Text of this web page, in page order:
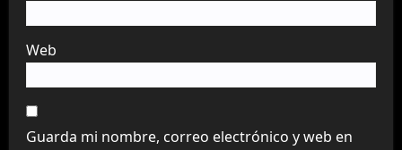
Web
Guarda mi nombre, correo electrónico y web en